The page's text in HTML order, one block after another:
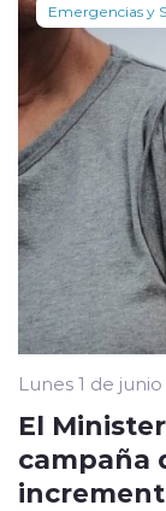
Emergencias y
Lunes 1 de
El
campaña